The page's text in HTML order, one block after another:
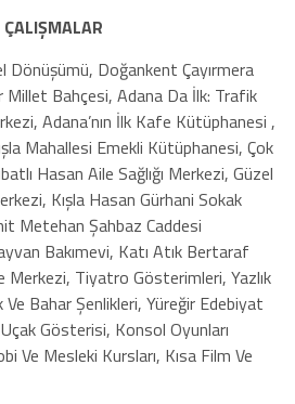
Doğankent Çayırmera
Millet Bahçesi, Adana Da İlk: Trafik
Adana’nın İlk Kafe Kütüphanesi ,
Mahallesi Emekli Kütüphanesi, Çok
Hasan Aile Sağlığı Merkezi, Güzel
Kışla Hasan Gürhani Sokak
Metehan Şahbaz Caddesi
Bakımevi, Katı Atık Bertaraf
Merkezi, Tiyatro Gösterimleri, Yazlık
Ve Bahar Şenlikleri, Yüreğir Edebiyat
Gösterisi, Konsol Oyunları
Ve Mesleki Kursları, Kısa Film Ve